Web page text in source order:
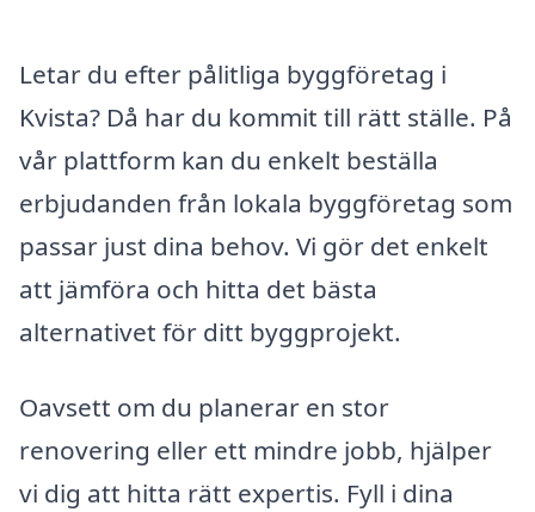
Letar du efter pålitliga byggföretag i
Kvista? Då har du kommit till rätt ställe. På
vår plattform kan du enkelt beställa
erbjudanden från lokala byggföretag som
passar just dina behov. Vi gör det enkelt
att jämföra och hitta det bästa
alternativet för ditt byggprojekt.
Oavsett om du planerar en stor
renovering eller ett mindre jobb, hjälper
vi dig att hitta rätt expertis. Fyll i dina